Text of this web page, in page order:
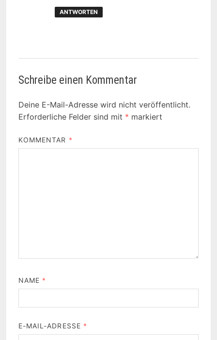
ANTWORTEN
Schreibe einen Kommentar
Deine E-Mail-Adresse wird nicht veröffentlicht.
Erforderliche Felder sind mit * markiert
KOMMENTAR *
NAME *
E-MAIL-ADRESSE *